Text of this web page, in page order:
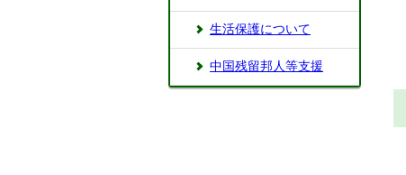
生活保護について
中国残留邦人等支援